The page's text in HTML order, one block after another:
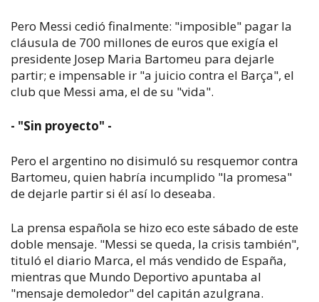
Pero Messi cedió finalmente: "imposible" pagar la
cláusula de 700 millones de euros que exigía el
presidente Josep Maria Bartomeu para dejarle
partir; e impensable ir "a juicio contra el Barça", el
club que Messi ama, el de su "vida".
- "Sin proyecto" -
Pero el argentino no disimuló su resquemor contra
Bartomeu, quien habría incumplido "la promesa"
de dejarle partir si él así lo deseaba.
La prensa española se hizo eco este sábado de este
doble mensaje. "Messi se queda, la crisis también",
tituló el diario Marca, el más vendido de España,
mientras que Mundo Deportivo apuntaba al
"mensaje demoledor" del capitán azulgrana.